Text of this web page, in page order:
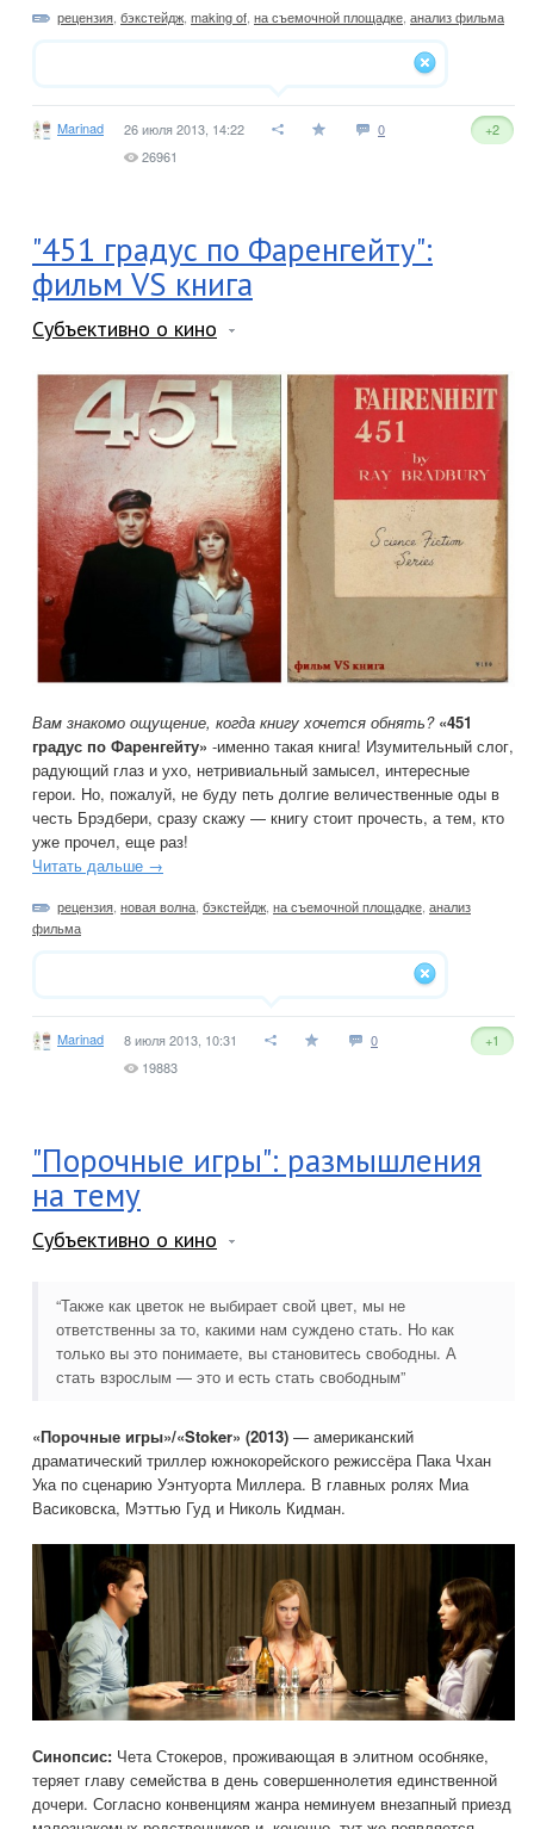
рецензия бэкстейдж making of на съемочной площадке анализ фильма
Marinad 26 июля 2013, 14:22 0
+2
26961
"451 градус по Фаренгейту":
фильм VS книга
Субъективно о кино
Вам знакомо ощущение, когда книгу хочется обнять? «451
градус по Фаренгейту» -именно такая книга! Изумительный слог,
радующий глаз и ухо, нетривиальный замысел, интересные
герои. Но, пожалуй, не буду петь долгие величественные оды в
честь Брэдбери, сразу скажу — книгу стоит прочесть, а тем, кто
уже прочел, еще раз!
Читать дальше →
рецензия новая волна бэкстейдж на съемочной площадке анализ
фильма
Marinad 8 июля 2013, 10:31 0
+1
19883
"Порочные игры": размышления
на тему
Субъективно о кино
“Также как цветок не выбирает свой цвет, мы не
ответственны за то, какими нам суждено стать. Но как
только вы это понимаете, вы становитесь свободны. А
стать взрослым — это и есть стать свободным”
«Порочные игры»/«Stoker» (2013) — американский
драматический триллер южнокорейского режиссёра Пака Чхан
Ука по сценарию Уэнтуорта Миллера. В главных ролях Миа
Васиковска, Мэттью Гуд и Николь Кидман.
Синопсис: Чета Стокеров, проживающая в элитном особняке,
теряет главу семейства в день совершеннолетия единственной
дочери. Согласно конвенциям жанра неминуем внезапный приезд